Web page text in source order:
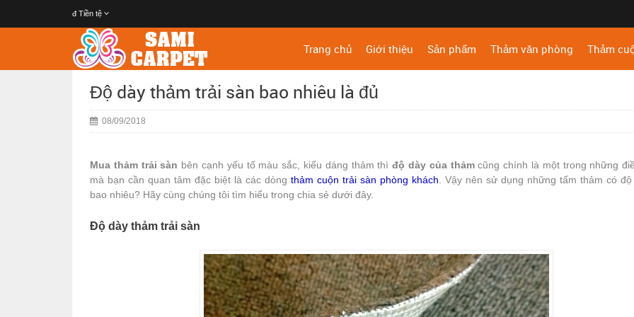
đ Tiền tệ
Trang chủ Giới thiệu Sản phẩm Thảm văn phòng Thảm
Độ dày thảm trải sàn bao nhiêu là đủ
08/09/2018
Mua thảm trải sàn bên cạnh yếu tố màu sắc, kiểu dáng thảm thìđộ dày của thảmcũng chính là một trong những
mà bạn cần quan tâm đặc biệt là các dòng thảm cuộn trải sàn phòng khách . Vậy nên sử dụng những tấm thảm có
bao nhiêu? Hãy cùng chúng tôi tìm hiểu trong chia sẻ dưới đây.
Độ dày thảm trải sàn